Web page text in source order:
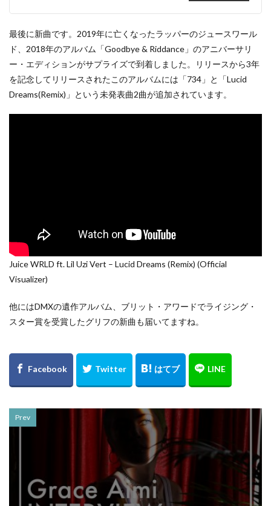
最後に新曲です。2019年に亡くなったラッパーのジュースワール
ド、2018年のアルバム「Goodbye & Riddance」のアニバーサリ
ー・エディションがサプライズで到着しました。リリースから3年
を記念してリリースされたこのアルバムには「734」と「Lucid
Dreams(Remix)」という未発表曲2曲が追加されています。
Juice WRLD ft. Lil Uzi Vert – Lucid Dreams (Remix) (Official
Visualizer)
他にはDMXの遺作アルバム、ブリット・アワードでライジング・
スター賞を受賞したグリフの新曲も届いてますね。
Prev